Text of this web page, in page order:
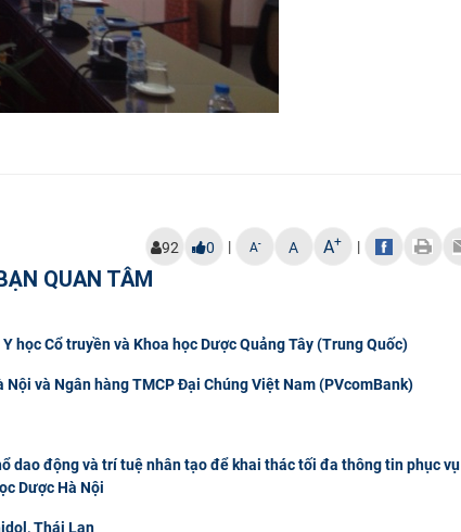
92 0 | A- A A+ |
QUAN TÂM
Cổ truyền và Khoa học Dược Quảng Tây (Trung Quốc)
và Ngân hàng TMCP Đại Chúng Việt Nam (PVcomBank)
dao động và trí tuệ nhân tạo để khai thác tối đa thông tin phục vụ
Dược Hà Nội
Thái Lan